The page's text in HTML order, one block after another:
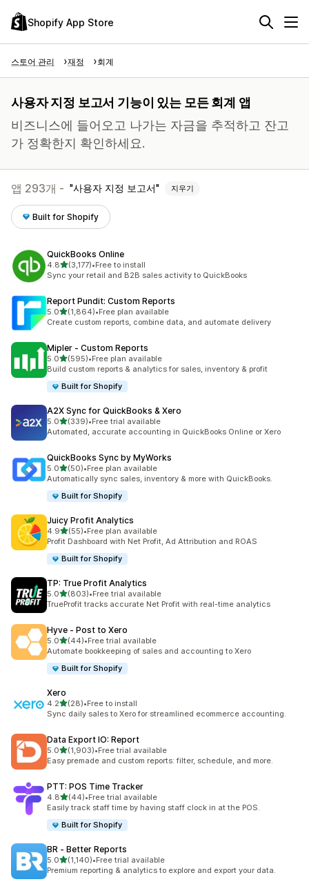
Shopify App Store
스토어 관리 재정 회계
사용자 지정 보고서 기능이 있는 모든 회계 앱
비즈니스에 들어오고 나가는 자금을 추적하고 잔고
가 정확한지 확인하세요.
앱 293개 - 사용자 지정 보고서 지우기
Built for Shopify
QuickBooks Online
4.8별 5개 중
(3,177)
총 리뷰 3177개
•Free to install
Sync your retail and B2B sales activity to QuickBooks
Report Pundit: Custom Reports
5.0별 5개 중
(1,864)
총 리뷰 1864개
•Free plan available
Create custom reports, combine data, and automate delivery
Mipler ‑ Custom Reports
5.0별 5개 중
(595)
총 리뷰 595개
•Free plan available
Build custom reports & analytics for sales, inventory & profit
Built for Shopify
A2X Sync for QuickBooks & Xero
5.0별 5개 중
(339)
총 리뷰 339개
•Free trial available
Automated, accurate accounting in QuickBooks Online or Xero
QuickBooks Sync by MyWorks
5.0별 5개 중
(50)
총 리뷰 50개
•Free plan available
Automatically sync sales, inventory & more with QuickBooks.
Built for Shopify
Juicy Profit Analytics
4.9별 5개 중
(55)
총 리뷰 55개
•Free plan available
Profit Dashboard with Net Profit, Ad Attribution and ROAS
Built for Shopify
TP: True Profit Analytics
5.0별 5개 중
(803)
총 리뷰 803개
•Free trial available
TrueProfit tracks accurate Net Profit with real-time analytics
Hyve ‑ Post to Xero
5.0별 5개 중
(44)
총 리뷰 44개
•Free trial available
Automate bookkeeping of sales and accounting to Xero
Built for Shopify
Xero
4.2별 5개 중
(28)
총 리뷰 28개
•Free to install
Sync daily sales to Xero for streamlined ecommerce accounting.
Data Export IO: Report
5.0별 5개 중
(1,903)
총 리뷰 1903개
•Free trial available
Easy premade and custom reports: filter, schedule, and more.
PTT: POS Time Tracker
4.8별 5개 중
(44)
총 리뷰 44개
•Free trial available
Easily track staff time by having staff clock in at the POS.
Built for Shopify
BR ‑ Better Reports
5.0별 5개 중
(1,140)
총 리뷰 1140개
•Free trial available
Premium reporting & analytics to explore and export your data.